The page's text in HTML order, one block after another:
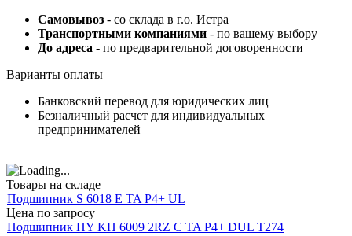
Самовывоз - со склада в г.о. Истра
Транспортными компаниями - по вашему выбору
До адреса - по предварительной договоренности
Варианты оплаты
Банковский перевод для юридических лиц
Безналичный расчет для индивидуальных
предпринимателей
Товары на складе
Подшипник S 6018 E TA P4+ UL
Цена по запросу
Подшипник HY KH 6009 2RZ C TA P4+ DUL T274